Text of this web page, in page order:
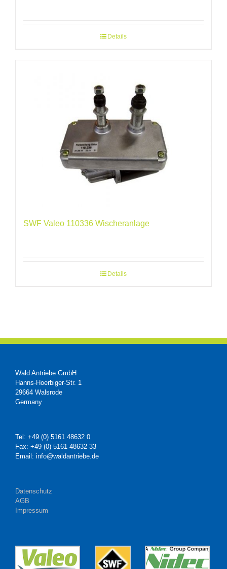
Details
SWF Valeo 110336 Wischeranlage
Details
Wald Antriebe GmbH
Hanns-Hoerbiger-Str. 1
29664 Walsrode
Germany
Tel: +49 (0) 5161 48632 0
Fax: +49 (0) 5161 48632 33
Email: info@waldantriebe.de
Datenschutz
AGB
Impressum